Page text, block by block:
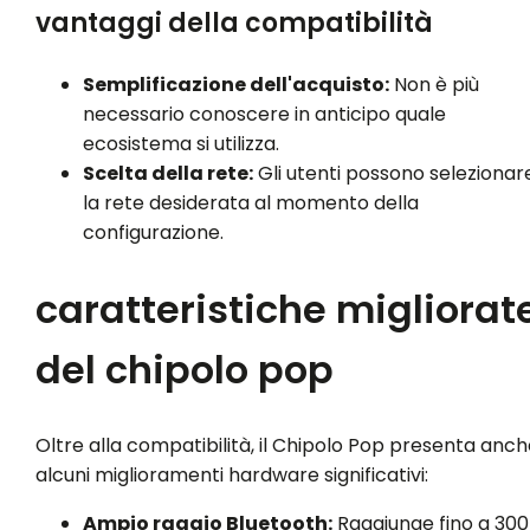
vantaggi della compatibilità
Semplificazione dell'acquisto:Non è più
necessario conoscere in anticipo quale
ecosistema si utilizza.
Scelta della rete:Gli utenti possono
la rete desiderata al momento della
configurazione.
caratteristiche
del chipolo pop
Oltre alla compatibilità, il Chipolo Pop presenta
alcuni miglioramenti hardware significativi:
Ampio raggio Bluetooth:Raggiunge fino a 300